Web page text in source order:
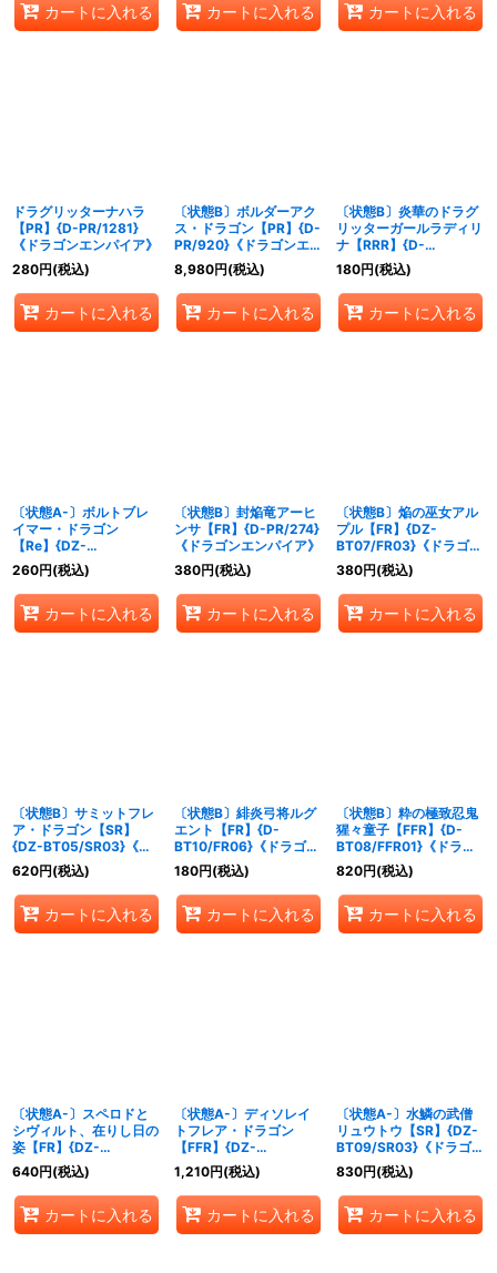
カートに入れる カートに入れる カートに入れる
ドラグリッターナハラ
【PR】{D-PR/1281}
《ドラゴンエンパイア》
280円(税込)
カートに入れる
〔状態B〕ボルダーアク
ス・ドラゴン【PR】{D-
PR/920}《ドラゴンエン
パイア》
8,980円(税込)
カートに入れる
〔状態B〕炎華のドラグ
リッターガールラディリ
ナ【RRR】{D-
SS11/008}《ドラゴンエ
ンパイア/ストイケイ
ア》
180円(税込)
カートに入れる
〔状態A-〕ボルトブレ
イマー・ドラゴン
【Re】{DZ-
SS01/Re03}《ドラゴン
エンパイア》
260円(税込)
カートに入れる
〔状態B〕封焔竜アーヒ
ンサ【FR】{D-PR/274}
《ドラゴンエンパイア》
380円(税込)
カートに入れる
〔状態B〕焔の巫女アル
プル【FR】{DZ-
BT07/FR03}《ドラゴン
エンパイア》
380円(税込)
カートに入れる
〔状態B〕サミットフレ
ア・ドラゴン【SR】
{DZ-BT05/SR03}《ド
ラゴンエンパイア》
620円(税込)
カートに入れる
〔状態B〕緋炎弓将ルグ
エント【FR】{D-
BT10/FR06}《ドラゴン
エンパイア》
180円(税込)
カートに入れる
〔状態B〕粋の極致忍鬼
猩々童子【FFR】{D-
BT08/FFR01}《ドラゴ
ンエンパイア》
820円(税込)
カートに入れる
〔状態A-〕スペロドと
シヴィルト、在りし日の
姿【FR】{DZ-
BT09/FR09}《ドラゴン
エンパイア》
640円(税込)
カートに入れる
〔状態A-〕ディソレイ
トフレア・ドラゴン
【FFR】{DZ-
BT09/FFR02}《ドラゴ
ンエンパイア》
1,210円(税込)
カートに入れる
〔状態A-〕水鱗の武僧
リュウトウ【SR】{DZ-
BT09/SR03}《ドラゴン
エンパイア》
830円(税込)
カートに入れる